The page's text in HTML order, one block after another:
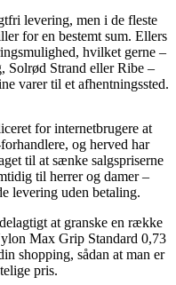
levering, men i de fleste
for en bestemt sum. Ellers
hvilket gerne –
Solrød Strand eller Ribe –
varer til et afhentningssted.
for internetbrugere at
og herved har
til at sænke salgspriserne
til herrer og damer –
levering uden betaling.
at granske en række
Max Grip Standard 0,73
shopping, sådan at man er
pris.